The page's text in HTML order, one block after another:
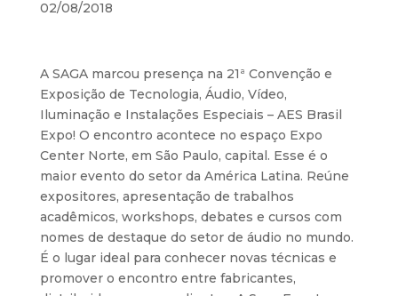
02/08/2018
A SAGA marcou presença na 21ª Convenção e
Exposição de Tecnologia, Áudio, Vídeo,
Iluminação e Instalações Especiais – AES Brasil
Expo! O encontro acontece no espaço Expo
Center Norte, em São Paulo, capital. Esse é o
maior evento do setor da América Latina. Reúne
expositores, apresentação de trabalhos
acadêmicos, workshops, debates e cursos com
nomes de destaque do setor de áudio no mundo.
É o lugar ideal para conhecer novas técnicas e
promover o encontro entre fabricantes,